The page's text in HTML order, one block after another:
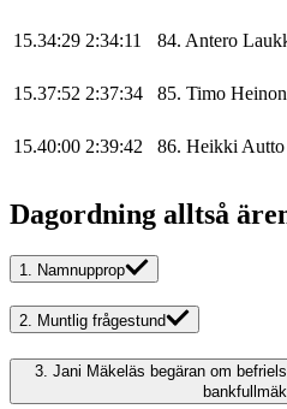
15.34:29 2:34:11 84. Antero
15.37:52 2:37:34 85. Timo
15.40:00 2:39:42 86. HeikkiAutto
Dagordning alltså
1. Namnupprop
2. Muntlig frågestund
3. Jani Mäkeläs begäran om